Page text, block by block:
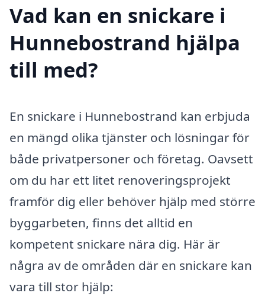
Vad kan en snickare i
Hunnebostrand hjälpa
till med?
En snickare i Hunnebostrand kan erbjuda
en mängd olika tjänster och lösningar för
både privatpersoner och företag. Oavsett
om du har ett litet renoveringsprojekt
framför dig eller behöver hjälp med större
byggarbeten, finns det alltid en
kompetent snickare nära dig. Här är
några av de områden där en snickare kan
vara till stor hjälp: